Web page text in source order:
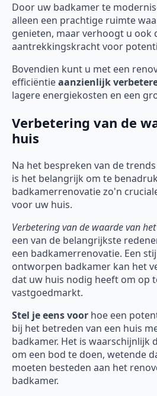
Door uw badkamer te
alleen een prachtige ruimte
genieten, maar verhoogt u ook
aantrekkingskracht voor
Bovendien kunt u met een
efficiëntieaanzienlijk
lagere energiekosten en een
Verbetering van de
huis
Na het bespreken van de
is het belangrijk om te
badkamerrenovatie zo'n
voor uw huis.
Verbetering van de waarde van
een van de belangrijkste
een badkamerrenovatie. Een
ontworpen badkamer kan het
dat uw huis nodig heeft om op
vastgoedmarkt.
Stel je eens voor hoe een
bij het betreden van een huis
badkamer. Het is waarschijnlijk
om een bod te doen, wetende
moeten besteden aan het
badkamer.